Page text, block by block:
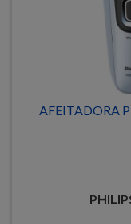
AFEITADORA